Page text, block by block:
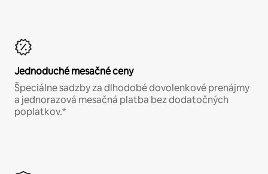
Jednoduché mesačné ceny
Špeciálne sadzby za dlhodobé dovolenkové prenájmy
a jednorazová mesačná platba bez dodatočných
poplatkov.*